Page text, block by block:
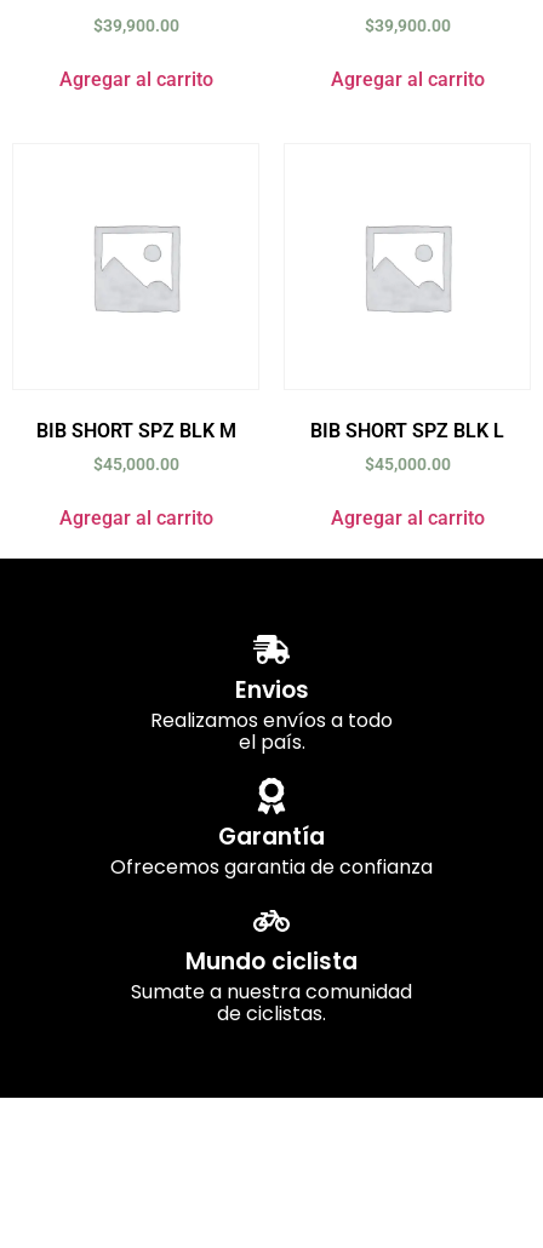
$39,900.00
Agregar al carrito
$39,900.00
Agregar al carrito
BIB SHORT SPZ BLK M
$45,000.00
Agregar al carrito
BIB SHORT SPZ BLK L
$45,000.00
Agregar al carrito
Envios
Realizamos envíos a todo
el país.
Garantía
Ofrecemos garantia de confianza
Mundo ciclista
Sumate a nuestra comunidad
de ciclistas.